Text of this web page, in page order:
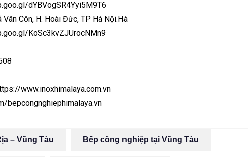
dYBVogSR4Yyi5M9T6
Vân Côn, H. Hoài Đức, TP Hà Nội.Hà
KoSc3kvZJUrocNMn9
www.inoxhimalaya.com.vn
bepcongnghiephimalaya.vn
– Vũng Tàu Bếp công nghiệp tại Vũng Tàu